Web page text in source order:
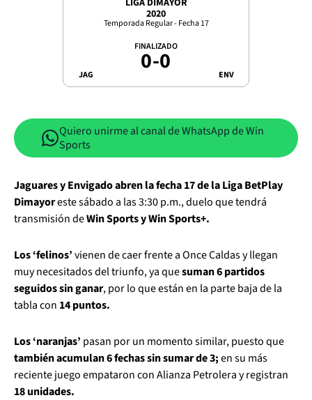
2020
Temporada Regular - Fecha 17
JAG
FINALIZADO
0-0 ENV
Quiero unirme al canal de WhatsApp de Win
Sports
Jaguares y Envigado abren la fecha 17 de la Liga BetPlay
Dimayoreste sábado a las 3:30 p.m., duelo que tendrá
transmisión deWin Sports y Win Sports+.
Los ‘felinos’vienen de caer frente a Once Caldas y llegan
muy necesitados del triunfo, ya quesuman 6 partidos
seguidos sin ganar, por lo que están en la parte baja de la
tabla con 14 puntos.
Los ‘naranjas’ pasan por un momento similar, puesto que
también acumulan 6 fechas sin sumar de 3;en su más
reciente juego empataron con Alianza Petrolera y registran
18 unidades.